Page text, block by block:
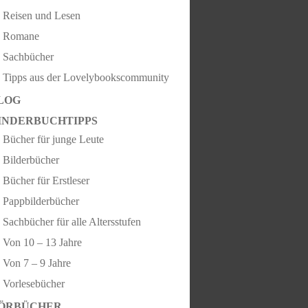
Reisen und Lesen
Romane
Sachbücher
Tipps aus der Lovelybookscommunity
Bücher für junge Leute
Bilderbücher
Bücher für Erstleser
Pappbilderbücher
Sachbücher für alle Altersstufen
Von 10 – 13 Jahre
Von 7 – 9 Jahre
Vorlesebücher